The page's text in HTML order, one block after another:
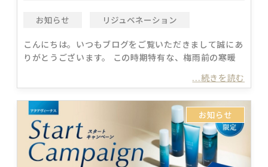
お知らせ リジュベネーション
こんにちは。いつもブログをご覧いただきまして誠にあ
りがとうございます。 この時期特有な、梅雨前の寒暖
...続きを読む
お知らせ